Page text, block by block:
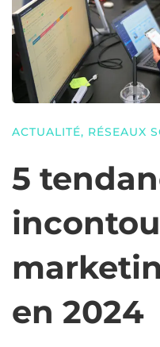
ACTUALITÉ, RÉSEAUX
5
en 2024